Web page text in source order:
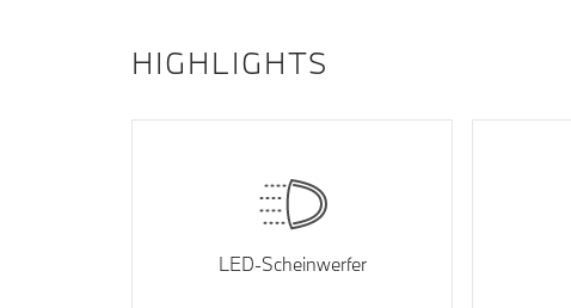
HIGHLIGHTS
LED-Scheinwerfer